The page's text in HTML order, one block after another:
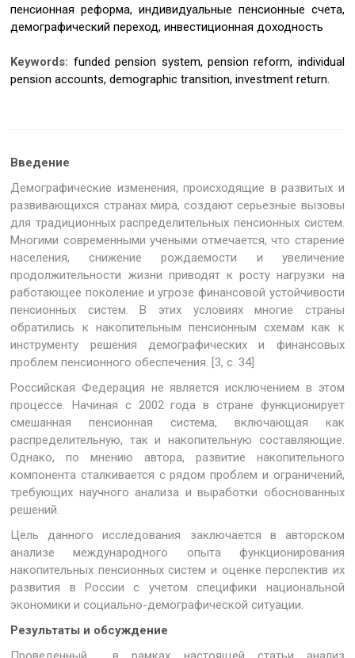
пенсионная реформа, индивидуальные пенсионные счета,
демографический переход, инвестиционная доходность
Keywords: funded pension system, pension reform, individual
pension accounts, demographic transition, investment return.
Введение
Демографические изменения, происходящие в развитых и
развивающихся странах мира, создают серьезные вызовы
для традиционных распределительных пенсионных систем.
Многими современными учеными отмечается, что старение
населения, снижение рождаемости и увеличение
продолжительности жизни приводят к росту нагрузки на
работающее поколение и угрозе финансовой устойчивости
пенсионных систем. В этих условиях многие страны
обратились к накопительным пенсионным схемам как к
инструменту решения демографических и финансовых
проблем пенсионного обеспечения. [3, с. 34]
Российская Федерация не является исключением в этом
процессе. Начиная с 2002 года в стране функционирует
смешанная пенсионная система, включающая как
распределительную, так и накопительную составляющие.
Однако, по мнению автора, развитие накопительного
компонента сталкивается с рядом проблем и ограничений,
требующих научного анализа и выработки обоснованных
решений.
Цель данного исследования заключается в авторском
анализе международного опыта функционирования
накопительных пенсионных систем и оценке перспектив их
развития в России с учетом специфики национальной
экономики и социально-демографической ситуации.
Результаты и обсуждение